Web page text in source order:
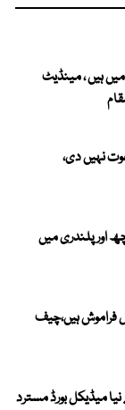
ہیں ، مینڈیٹ
نہیں دی،
اور پلندری میں
فراموش ہیں،چیف
نیا میڈیکل بورڈ مسترد